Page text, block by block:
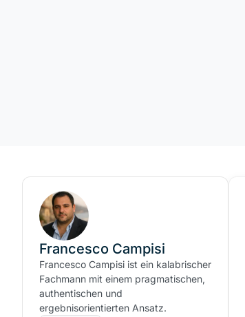
Francesco Campisi
Francesco Campisi ist ein kalabrischer
Fachmann mit einem pragmatischen,
authentischen und
ergebnisorientierten Ansatz.